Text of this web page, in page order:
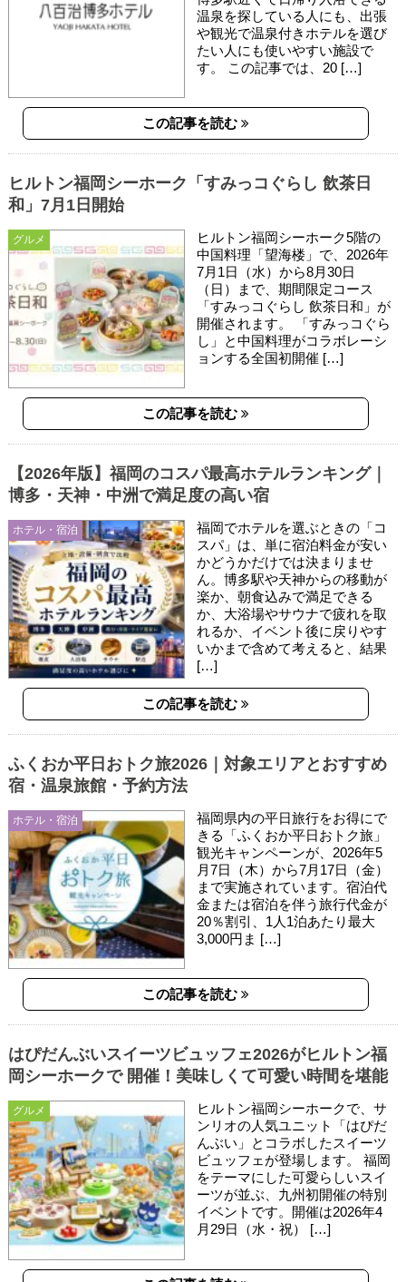
温泉を探している人にも、出張
や観光で温泉付きホテルを選び
たい人にも使いやすい施設で
す。 この記事では、20 […]
この記事を読む
グルメ
ヒルトン福岡シーホーク「すみっコぐらし 飲茶日
和」7月1日開始
ヒルトン福岡シーホーク5階の
中国料理「望海楼」で、2026年
7月1日（水）から8月30日
（日）まで、期間限定コース
「すみっコぐらし 飲茶日和」が
開催されます。 「すみっコぐら
し」と中国料理がコラボレーシ
ョンする全国初開催 […]
この記事を読む
ホテル・宿泊
【2026年版】福岡のコスパ最高ホテルランキング｜
博多・天神・中洲で満足度の高い宿
福岡でホテルを選ぶときの「コ
スパ」は、単に宿泊料金が安い
かどうかだけでは決まりませ
ん。博多駅や天神からの移動が
楽か、朝食込みで満足できる
か、大浴場やサウナで疲れを取
れるか、イベント後に戻りやす
いかまで含めて考えると、結果
[…]
この記事を読む
ホテル・宿泊
ふくおか平日おトク旅2026｜対象エリアとおすすめ
宿・温泉旅館・予約方法
福岡県内の平日旅行をお得にで
きる「ふくおか平日おトク旅」
観光キャンペーンが、2026年5
月7日（木）から7月17日（金）
まで実施されています。宿泊代
金または宿泊を伴う旅行代金が
20％割引、1人1泊あたり最大
3,000円ま […]
この記事を読む
グルメ
はぴだんぶいスイーツビュッフェ2026がヒルトン福
岡シーホークで 開催！美味しくて可愛い時間を堪能
ヒルトン福岡シーホークで、サ
ンリオの人気ユニット「はぴだ
んぶい」とコラボしたスイーツ
ビュッフェが登場します。 福岡
をテーマにした可愛らしいスイ
ーツが並ぶ、九州初開催の特別
イベントです。開催は2026年4
月29日（水・祝） […]